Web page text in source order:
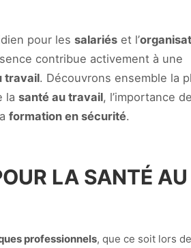
pour les salariés et l’
contribue activement à une
travail. Découvrons ensemble la
la santé au travail, l’importance
formation en sécurité.
LA SANTÉ AU
professionnels, que ce soit lors de